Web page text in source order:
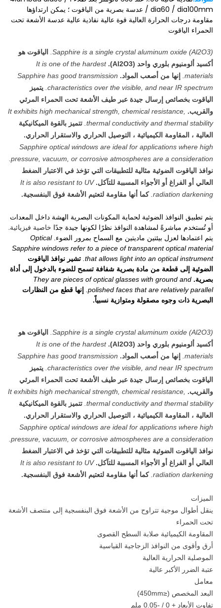
/ dia60 / dia100mm عدسة بصرية من الياقوت ؛ يمكن ارتداؤها
مقاومة درجات الحرارة العالية قوة عالية نفاذية عالية عدسة الأشعة تحت
الحمراء الياقوت
Sapphire is a single crystal aluminum oxide (Al2O3).
الياقوت هو
أكسيد ألومنيوم بلوري واحد (Al2O3).
It is one of the hardest
materials.
إنها من أصعب المواد. Sapphire has good transmission
characteristics over the visible, and near IR spectrum. يتميز
الياقوت بخصائص إرسال جيدة عبر طيف الأشعة تحت الحمراء المرئي
والقريب. It exhibits high mechanical strength, chemical resistance,
thermal conductivity and thermal stability. تتميز بالقوة الميكانيكية
العالية ، المقاومة الكيميائية ، التوصيل الحراري والاستقرار الحراري.
Sapphire optical windows are ideal for applications where high
pressure, vacuum, or corrosive atmospheres are a consideration.
نوافذ الياقوت الضوئية مثالية للتطبيقات التي تؤخذ في الاعتبار الضغط
العالي أو الفراغ أو الأجواء المسببة للتآكل. It is also resistant to UV
radiation darkening. كما أنها مقاومة لتعتيم الأشعة فوق البنفسجية.
يتم تطبيق النوافذ الضوئية لحماية المكونات البصرية الهشة داخل المعدات
أو تُستخدم مباشرةً لمشاهدة النوافذ نظرًا لكونها جيدة جدًا خاصية فيزيائية.
يتم اعتمادها لعزل بيئتين ماديتين مع السماح بمرور الضوء .
Optical
Sapphire windows refer to a piece of transparent optical material
that allows light into an optical instrument. تشير نوافذ الياقوت
الضوئية إلى قطعة من مادة بصرية شفافة تسمح للضوء بالدخول إلى أداة
بصرية. They are pieces of optical glasses with ground and
polished faces that are relatively parallel.
إنها قطع من النظارات
البصرية ذات وجوه مصقولة ومتوازية نسبياً.
Sapphire is a single crystal aluminum oxide (Al2O3).
الياقوت هو
أكسيد ألومنيوم بلوري واحد (Al2O3).
It is one of the hardest
materials.
إنها من أصعب المواد. Sapphire has good transmission
characteristics over the visible, and near IR spectrum. يتميز
الياقوت بخصائص إرسال جيدة عبر طيف الأشعة تحت الحمراء المرئي
والقريب. It exhibits high mechanical strength, chemical resistance,
thermal conductivity and thermal stability. تتميز بالقوة الميكانيكية
العالية ، المقاومة الكيميائية ، التوصيل الحراري والاستقرار الحراري.
Sapphire optical windows are ideal for applications where high
pressure, vacuum, or corrosive atmospheres are a consideration.
نوافذ الياقوت الضوئية مثالية للتطبيقات التي تؤخذ في الاعتبار الضغط
العالي أو الفراغ أو الأجواء المسببة للتآكل. It is also resistant to UV
radiation darkening. كما أنها مقاومة لتعتيم الأشعة فوق البنفسجية.
الميزات
ينقل أطوال موجية تتراوح من الأشعة فوق البنفسجية إلى منتصف الأشعة
تحت الحمراء
المقاومة الكيميائية صلابة السطح القصوى
أرق وأقوى من النوافذ الزجاجية القياسية
الموصلية الحرارية العالية
عتبة الضرر الأكبر عالية
معامل
البعد المخصص (≤450mm)
تفاوت الأبعاد + 0 / -0.05 ملم